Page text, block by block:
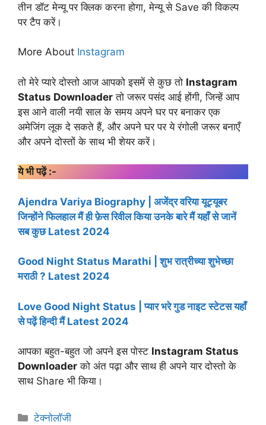
तीन डॉट मेन्यू पर क्लिक करना होगा, मेन्यू से Save की विकल्प
पर टैप करें।
More About Instagram
तो मेरे प्यारे दोस्तो आज आपको इसमें से कुछ तो Instagram
Status Downloader तो जरूर पसंद आई होंगी, जिन्हें आप
इस आने वाली नयी साल के समय अपने घर पर बनाकर एक
अमेजिंग लूक दे सकते हैं, और अपने घर पर ये रंगोली जरूर बनाएँ
और अपने दोस्तों के साथ भी शेयर करें।
ये भी पढ़ें :-
Ajendra Variya Biography | अजेंद्र वरिया यूट्यूबर
जिन्होंने फिलहाल मैं ही फ़ेस रिवील किया उनके बारे मैं यहाँ से जानें
सब कुछ Latest 2024
Good Night Status Marathi | शुभ रात्रीच्या शुभेच्छा
मराठी ? Latest 2024
Love Good Night Status | प्यार भरे गुड नाइट स्टेटस यहाँ
से पढ़ें हिन्दी मैं Latest 2024
आपका बहुत-बहुत जो अपने इस पोस्ट Instagram Status
Downloader को अंत पढ़ा और साथ ही अपने यार दोस्तो के
साथ Share भी किया।
Categories
टेक्नोलॉजी